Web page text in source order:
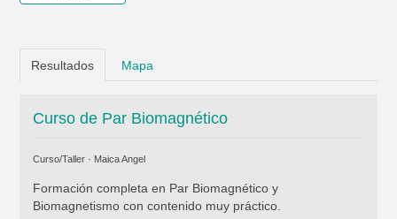
Resultados Mapa
Curso de Par Biomagnético
Curso/Taller · Maica Angel
Formación completa en Par Biomagnético y
Biomagnetismo con contenido muy práctico.